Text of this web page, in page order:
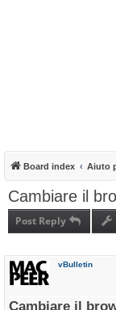
Board index Aiuto
Cambiare il
Post Reply
vBulletin
Cambiare il